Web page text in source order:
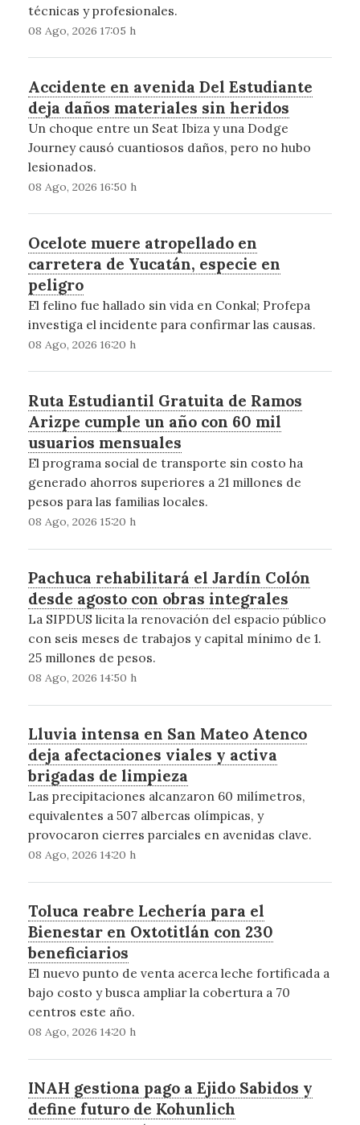
técnicas y profesionales.
08 Ago, 2026 17:05 h
Accidente en avenida Del Estudiante
deja daños materiales sin heridos
Un choque entre un Seat Ibiza y una Dodge
Journey causó cuantiosos daños, pero no hubo
lesionados.
08 Ago, 2026 16:50 h
Ocelote muere atropellado en
carretera de Yucatán, especie en
peligro
El felino fue hallado sin vida en Conkal; Profepa
investiga el incidente para confirmar las causas.
08 Ago, 2026 16:20 h
Ruta Estudiantil Gratuita de Ramos
Arizpe cumple un año con 60 mil
usuarios mensuales
El programa social de transporte sin costo ha
generado ahorros superiores a 21 millones de
pesos para las familias locales.
08 Ago, 2026 15:20 h
Pachuca rehabilitará el Jardín Colón
desde agosto con obras integrales
La SIPDUS licita la renovación del espacio público
con seis meses de trabajos y capital mínimo de 1.
25 millones de pesos.
08 Ago, 2026 14:50 h
Lluvia intensa en San Mateo Atenco
deja afectaciones viales y activa
brigadas de limpieza
Las precipitaciones alcanzaron 60 milímetros,
equivalentes a 507 albercas olímpicas, y
provocaron cierres parciales en avenidas clave.
08 Ago, 2026 14:20 h
Toluca reabre Lechería para el
Bienestar en Oxtotitlán con 230
beneficiarios
El nuevo punto de venta acerca leche fortificada a
bajo costo y busca ampliar la cobertura a 70
centros este año.
08 Ago, 2026 14:20 h
INAH gestiona pago a Ejido Sabidos y
define futuro de Kohunlich